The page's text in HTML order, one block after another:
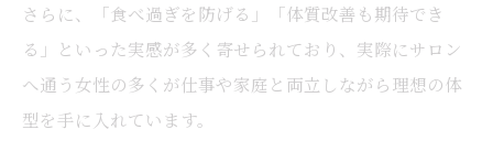
さらに、「食べ過ぎを防げる」「体質改善も期待でき
る」といった実感が多く寄せられており、実際にサロン
へ通う女性の多くが仕事や家庭と両立しながら理想の体
型を手に入れています。